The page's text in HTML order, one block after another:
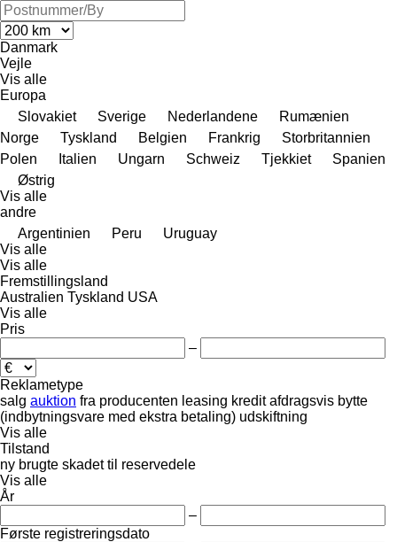
Danmark
Vejle
Vis alle
Europa
Slovakiet
Sverige Nederlandene
Rumænien
Norge
Tyskland Belgien Frankrig
Storbritannien
Polen
Italien Ungarn Schweiz Tjekkiet
Spanien
Østrig
Vis alle
andre
Argentinien
Peru
Uruguay
Vis alle
Vis alle
Fremstillingsland
Australien Tyskland USA
Vis alle
Pris
–
Reklametype
salg auktion fra producenten leasing kredit afdragsvis bytte
(indbytningsvare med ekstra betaling) udskiftning
Vis alle
Tilstand
ny brugte skadet til reservedele
Vis alle
År
–
Første registreringsdato